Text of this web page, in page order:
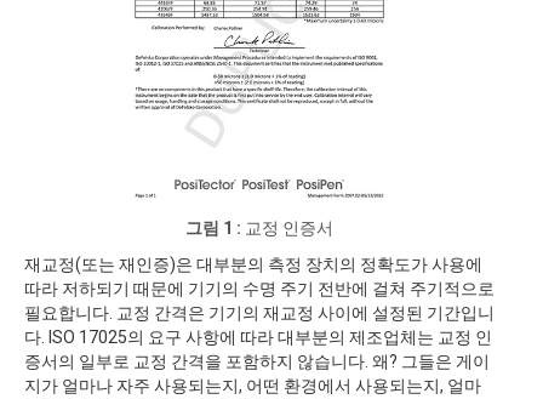
그림 1 : 교정 인증서
재교정(또는 재인증)은 대부분의 측정 장치의 정확도가 사용에
따라 저하되기 때문에 기기의 수명 주기 전반에 걸쳐 주기적으로
필요합니다. 교정 간격은 기기의 재교정 사이에 설정된 기간입니
다. ISO 17025의 요구 사항에 따라 대부분의 제조업체는 교정 인
증서의 일부로 교정 간격을 포함하지 않습니다. 왜? 그들은 게이
지가 얼마나 자주 사용되는지, 어떤 환경에서 사용되는지, 얼마